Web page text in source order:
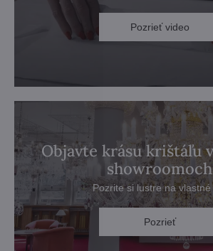
Pozrieť video
Objavte krásu krištáľu
showroomoch
Pozrite si lustre na vlastné
Pozrieť